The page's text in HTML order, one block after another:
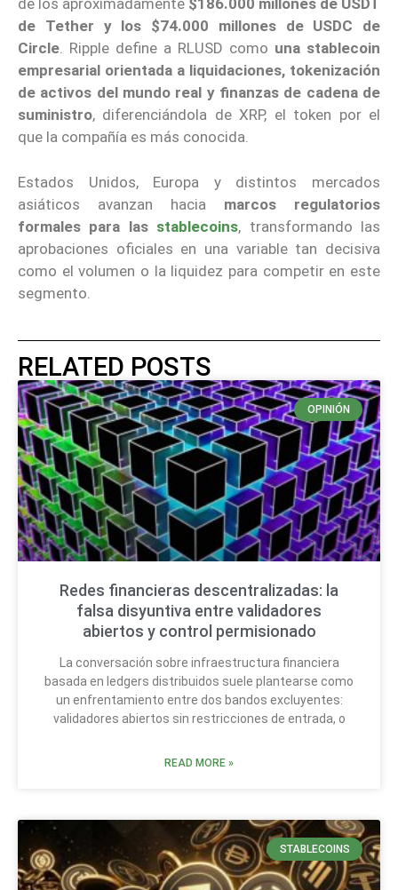
de los aproximadamente $186.000 millones de USDT
de Tether y los $74.000 millones de USDC de
Circle. Ripple define a RLUSD como una stablecoin
empresarial orientada a liquidaciones, tokenización
de activos del mundo real y finanzas de cadena de
suministro, diferenciándola de XRP, el token por el
que la compañía es más conocida.
Estados Unidos, Europa y distintos mercados
asiáticos avanzan hacia marcos regulatorios
formales para las stablecoins, transformando las
aprobaciones oficiales en una variable tan decisiva
como el volumen o la liquidez para competir en este
segmento.
RELATED POSTS
OPINIÓN
Redes financieras descentralizadas: la
falsa disyuntiva entre validadores
abiertos y control permisionado
La conversación sobre infraestructura financiera
basada en ledgers distribuidos suele plantearse como
un enfrentamiento entre dos bandos excluyentes:
validadores abiertos sin restricciones de entrada, o
READ MORE »
STABLECOINS